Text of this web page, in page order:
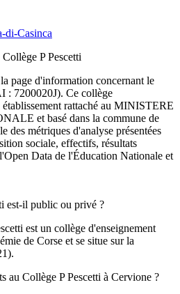
di-Casinca
Collège P Pescetti
page d'information concernant le
: 7200020J). Ce collège
établissement rattaché au MINISTERE
et basé dans la commune de
des métriques d'analyse présentées
sociale, effectifs, résultats
Data de l'Éducation Nationale et
est-il public ou privé ?
est un collège d'enseignement
de Corse et se situe sur la
au Collège P Pescetti à Cervione ?